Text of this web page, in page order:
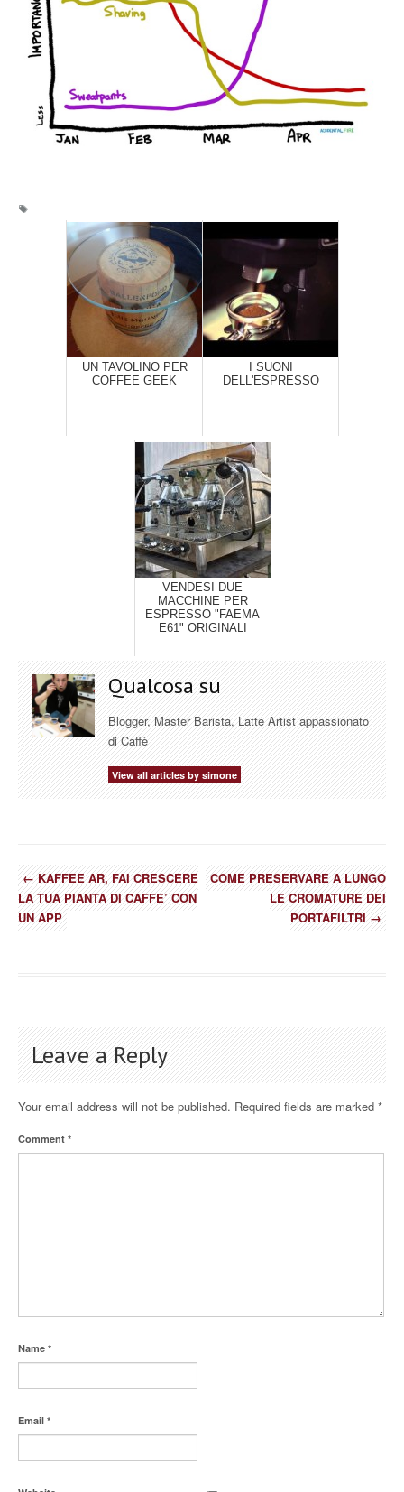
UN TAVOLINO PER
COFFEE GEEK
I SUONI
DELL'ESPRESSO
VENDESI DUE
MACCHINE PER
ESPRESSO "FAEMA
E61" ORIGINALI
Qualcosa su
Blogger, Master Barista, Latte Artist appassionato
di Caffè
View all articles by simone
←KAFFEE AR, FAI CRESCERE
LA TUA PIANTA DI CAFFE’ CON
UN APP
COME PRESERVARE A LUNGO
LE CROMATURE DEI
PORTAFILTRI→
Leave a Reply
Your email address will not be published. Required fields are marked *
Comment *
Name *
Email *